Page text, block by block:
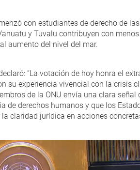
con estudiantes de derecho de
y Tuvalu contribuyen con
aumento del nivel del mar.
“La votación de hoy honra el
su experiencia vivencial con la crisis
de la ONU envía una clara
derechos humanos y que los
claridad jurídica en acciones